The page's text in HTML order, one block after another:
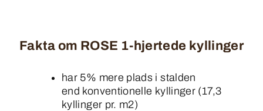
Fakta om ROSE 1-hjertede kyllinger
har 5% mere plads i stalden
end konventionelle kyllinger ​ (17,3
kyllinger pr. m2)